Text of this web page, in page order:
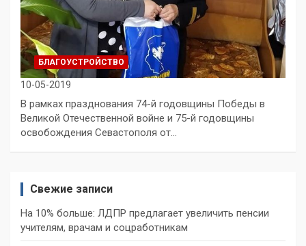
БЛАГОУСТРОЙСТВО
10-05-2019
В рамках празднования 74-й годовщины Победы в
Великой Отечественной войне и 75-й годовщины
освобождения Севастополя от…
Свежие записи
На 10% больше: ЛДПР предлагает увеличить пенсии
учителям, врачам и соцработникам